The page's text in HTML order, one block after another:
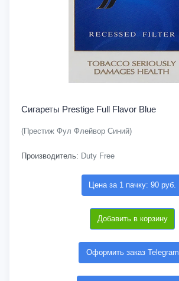
Сигареты Prestige Full Flavor Blue
(Престиж Фул Флейвор Синий)
Производитель: Duty Free
Цена за 1 пачку: 90 руб.
Добавить в корзину
Оформить заказ Telegram